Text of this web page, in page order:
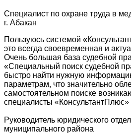
Специалист по охране труда в
г. Абакан
Пользуюсь системой
это всегда своевременная и
Очень большая база судебной
«Специальный поиск судебной
быстро найти нужную
параметрам, что значительно
самостоятельном поиске
специалисты «КонсультантПлюс»
Руководитель юридического
муниципального района